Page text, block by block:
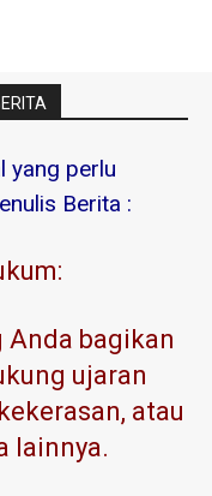
yang perlu
Berita :
bagikan
ujaran
atau
lainnya.